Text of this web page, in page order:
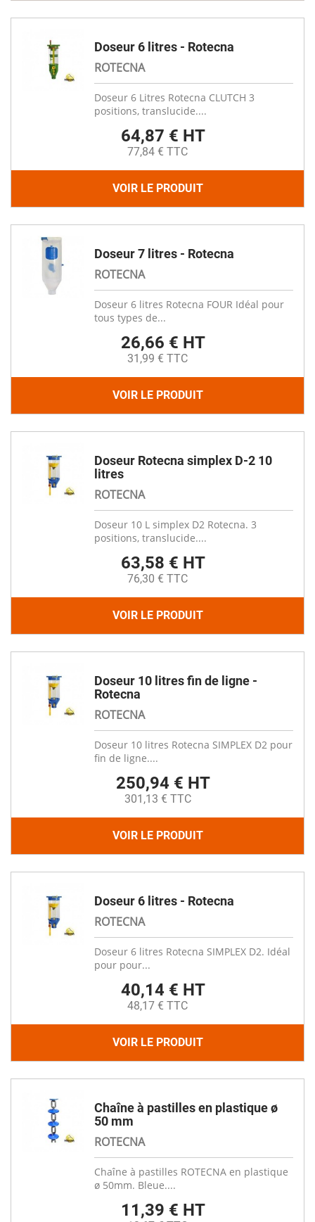
Doseur 6 litres - Rotecna
ROTECNA
Doseur 6 Litres Rotecna CLUTCH 3
positions, translucide....
64,87 € HT
77,84 € TTC
VOIR LE PRODUIT
Doseur 7 litres - Rotecna
ROTECNA
Doseur 6 litres Rotecna FOUR Idéal pour
tous types de...
26,66 € HT
31,99 € TTC
VOIR LE PRODUIT
Doseur Rotecna simplex D-2 10
litres
ROTECNA
Doseur 10 L simplex D2 Rotecna. 3
positions, translucide....
63,58 € HT
76,30 € TTC
VOIR LE PRODUIT
Doseur 10 litres fin de ligne -
Rotecna
ROTECNA
Doseur 10 litres Rotecna SIMPLEX D2 pour
fin de ligne....
250,94 € HT
301,13 € TTC
VOIR LE PRODUIT
Doseur 6 litres - Rotecna
ROTECNA
Doseur 6 litres Rotecna SIMPLEX D2. Idéal
pour pour...
40,14 € HT
48,17 € TTC
VOIR LE PRODUIT
Chaîne à pastilles en plastique ø
50 mm
ROTECNA
Chaîne à pastilles ROTECNA en plastique
ø 50mm. Bleue....
11,39 € HT